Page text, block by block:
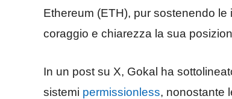
Ethereum (ETH), pur sostenendo
coraggio e chiarezza la sua
In un post su X, Gokal ha
sistemi permissionless, nonostante